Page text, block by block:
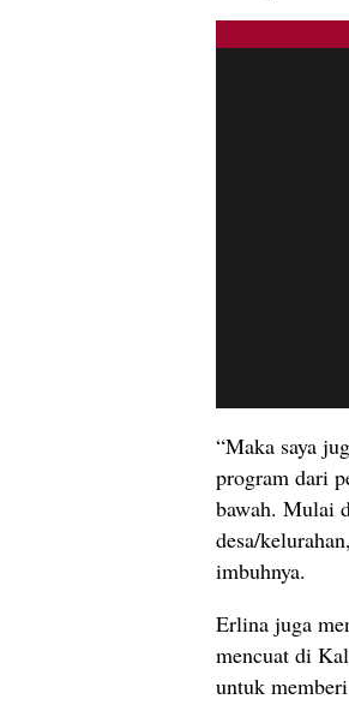
“Maka saya
program dari
bawah. Mulai
desa/
imbuhnya.
Erlina juga
mencuat di
untuk